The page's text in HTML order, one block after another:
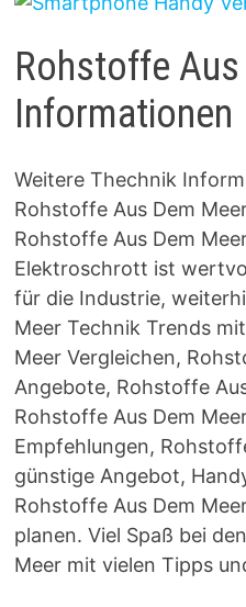
Rohstoffe
Informationen
Weitere Thechnik
Rohstoffe Aus Dem
Rohstoffe Aus Dem
Elektroschrott ist
für die Industrie,
Meer Technik Trends
Meer Vergleichen,
Angebote, Rohstoffe
Rohstoffe Aus Dem
Empfehlungen,
günstige Angebot,
Rohstoffe Aus Dem
planen. Viel Spaß bei
Meer mit vielen Tipps